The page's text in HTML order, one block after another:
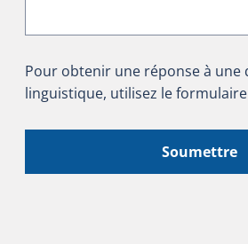
Pour obtenir une réponse à
linguistique, utilisez le formulaire
Soumettre